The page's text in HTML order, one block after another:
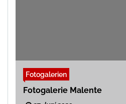
Fotogalerien
Fotogalerie Malente